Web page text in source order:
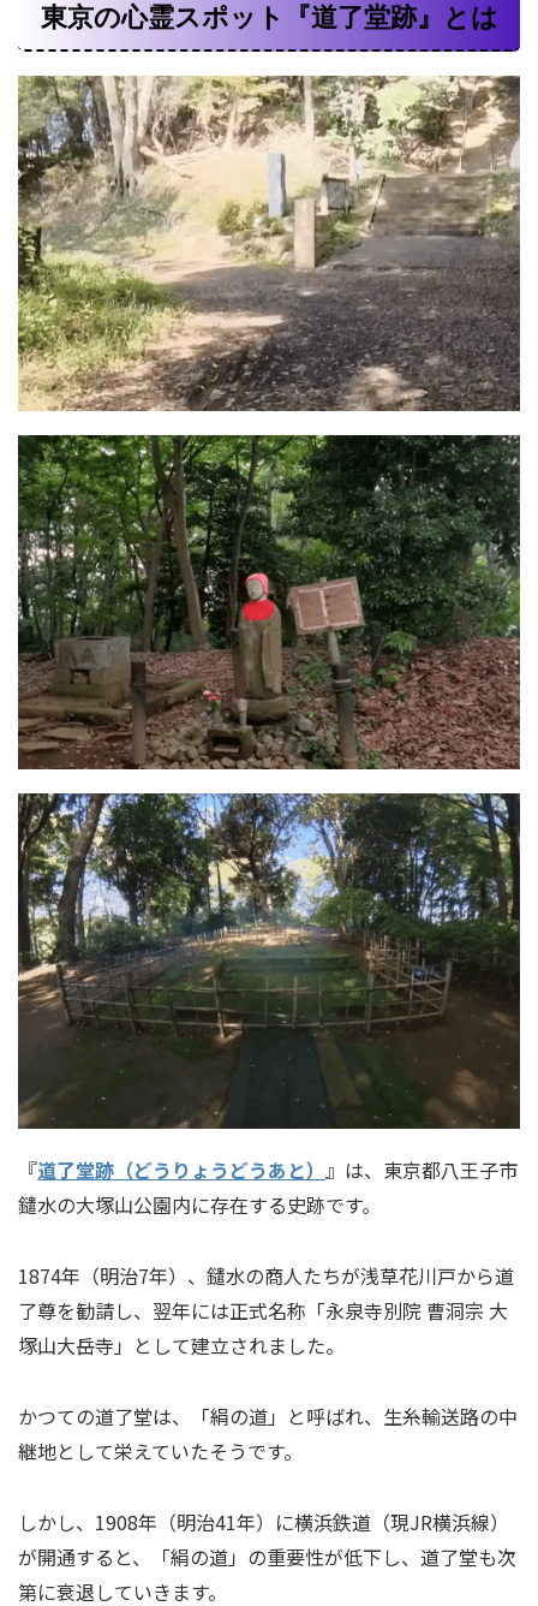
東京の心霊スポット『道了堂跡』とは
『道了堂跡（どうりょうどうあと） 』は、東京都八王子市
鑓水の大塚山公園内に存在する史跡です。
1874年（明治7年）、鑓水の商人たちが浅草花川戸から道
了尊を勧請し、翌年には正式名称「永泉寺別院 曹洞宗 大
塚山大岳寺」として建立されました。
かつての道了堂は、「絹の道」と呼ばれ、生糸輸送路の中
継地として栄えていたそうです。
しかし、1908年（明治41年）に横浜鉄道（現JR横浜線）
が開通すると、「絹の道」の重要性が低下し、道了堂も次
第に衰退していきます。